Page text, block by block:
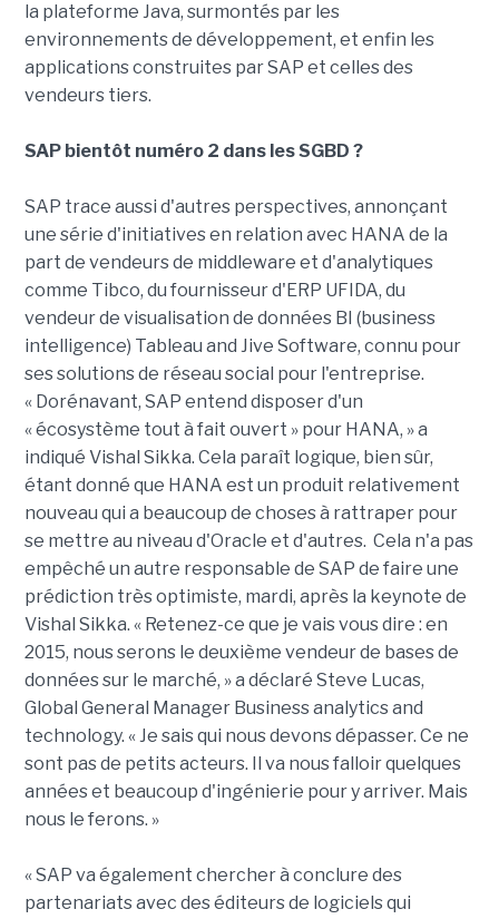
la plateforme Java, surmontés par les
environnements de développement, et enfin les
applications construites par SAP et celles des
vendeurs tiers.
SAP bientôt numéro 2 dans les SGBD ?
SAP trace aussi d'autres perspectives, annonçant
une série d'initiatives en relation avec HANA de la
part de vendeurs de middleware et d'analytiques
comme Tibco, du fournisseur d'ERP UFIDA, du
vendeur de visualisation de données BI (business
intelligence) Tableau and Jive Software, connu pour
ses solutions de réseau social pour l'entreprise.
« Dorénavant, SAP entend disposer d'un
« écosystème tout à fait ouvert » pour HANA, » a
indiqué Vishal Sikka. Cela paraît logique, bien sûr,
étant donné que HANA est un produit relativement
nouveau qui a beaucoup de choses à rattraper pour
se mettre au niveau d'Oracle et d'autres. Cela n'a pas
empêché un autre responsable de SAP de faire une
prédiction très optimiste, mardi, après la keynote de
Vishal Sikka. « Retenez-ce que je vais vous dire : en
2015, nous serons le deuxième vendeur de bases de
données sur le marché, » a déclaré Steve Lucas,
Global General Manager Business analytics and
technology. « Je sais qui nous devons dépasser. Ce ne
sont pas de petits acteurs. Il va nous falloir quelques
années et beaucoup d'ingénierie pour y arriver. Mais
nous le ferons. »
« SAP va également chercher à conclure des
partenariats avec des éditeurs de logiciels qui